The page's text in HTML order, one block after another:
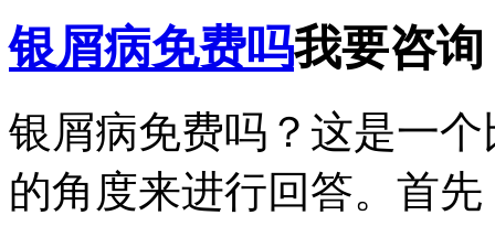
银屑病免费吗我要咨询
银屑病免费吗？这是一
的角度来进行回答。首